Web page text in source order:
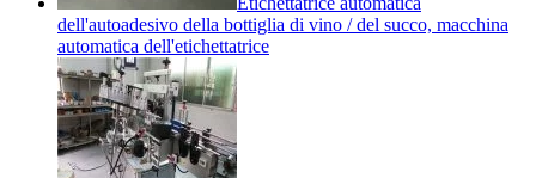
dell'autoadesivo della bottiglia di vino / del succo, macchina
automatica dell'etichettatrice